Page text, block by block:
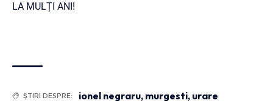
LA MULȚI ANI!
ȘTIRI DESPRE: ionel negraru, murgesti, urare